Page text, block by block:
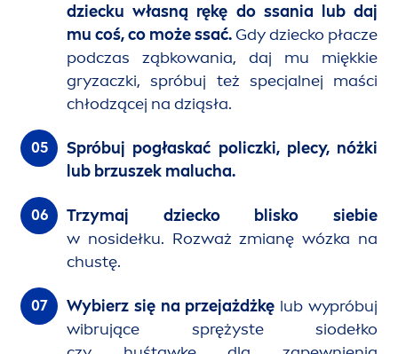
dziecku własną rękę do ssania lub daj
mu coś, co może ssać. Gdy dziecko płacze
podczas ząbkowania, daj mu miękkie
gryzaczki, spróbuj też specjalnej maści
chłodzącej na dziąsła.
Spróbuj pogłaskać policzki, plecy, nóżki
lub brzuszek malucha.
Trzymaj dziecko blisko siebie
w nosidełku. Rozważ zmianę wózka na
chustę.
Wybierz się na przejażdżkę lub wypróbuj
wibrujące sprężyste siodełko